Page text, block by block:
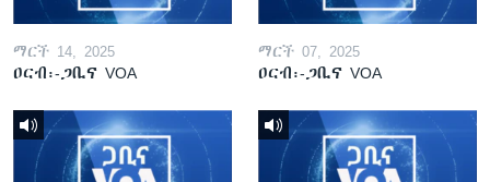
ማርች 14, 2025
ዐርብ፡-ጋቢና VOA
ማርች 07, 2025
ዐርብ፡-ጋቢና VOA